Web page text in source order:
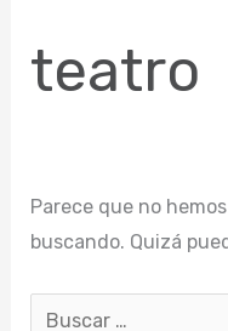
teatro
Parece que no
buscando. Quizá